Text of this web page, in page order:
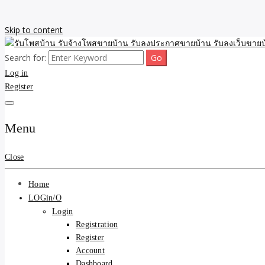
Skip to content
รับโพสบ้าน รับจ้างโพสขา
รับโพสบ้าน ที่ดิน SEOขายบ้
รับจ้างโพสขายบ้าน รับลงเว็บขายบ้าน รับโพสบ้าน รับลงประกาศขายบ้
Search for:
Log in
Register
Menu
Close
Home
LOGin/O
Login
Registration
Register
Account